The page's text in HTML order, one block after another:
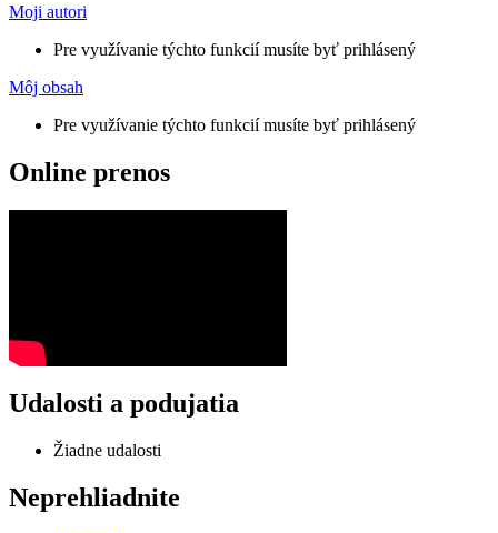
Moji autori
Pre využívanie týchto funkcií musíte byť prihlásený
Môj obsah
Pre využívanie týchto funkcií musíte byť prihlásený
Online prenos
Udalosti a podujatia
Žiadne udalosti
Neprehliadnite